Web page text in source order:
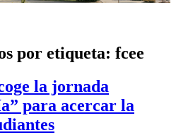
por etiqueta: fcee
la jornada
para acercar la